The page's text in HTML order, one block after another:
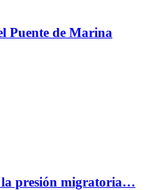
Puente de Marina
la presión migratoria…